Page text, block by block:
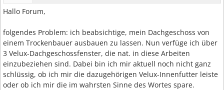
Hallo Forum,
folgendes Problem: ich beabsichtige, mein Dachgeschoss von
einem Trockenbauer ausbauen zu lassen. Nun verfüge ich über
3 Velux-Dachgeschossfenster, die nat. in diese Arbeiten
einzubeziehen sind. Dabei bin ich mir aktuell noch nicht ganz
schlüssig, ob ich mir die dazugehörigen Velux-Innenfutter leiste
oder ob ich mir die im wahrsten Sinne des Wortes spare.